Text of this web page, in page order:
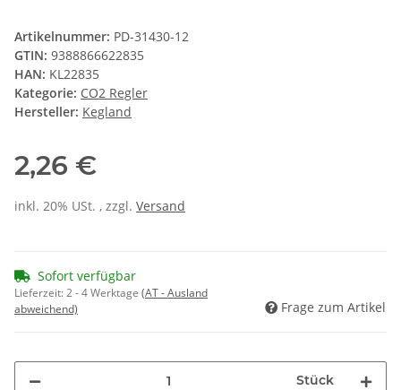
Artikelnummer: PD-31430-12
GTIN: 9388866622835
HAN: KL22835
Kategorie: CO2 Regler
Hersteller: Kegland
2,26 €
inkl. 20% USt. , zzgl. Versand
Sofort verfügbar
Lieferzeit:2 - 4 Werktage (AT - Ausland
abweichend)
Frage zum Artikel
Stück